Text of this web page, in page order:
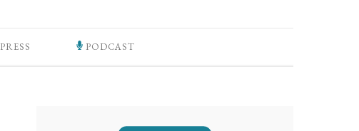
PRESS PODCAST